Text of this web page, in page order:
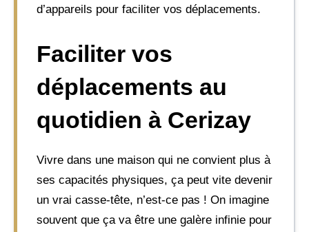
d’appareils pour faciliter vos déplacements.
Faciliter vos
déplacements au
quotidien à Cerizay
Vivre dans une maison qui ne convient plus à
ses capacités physiques, ça peut vite devenir
un vrai casse-tête, n’est-ce pas ! On imagine
souvent que ça va être une galère infinie pour